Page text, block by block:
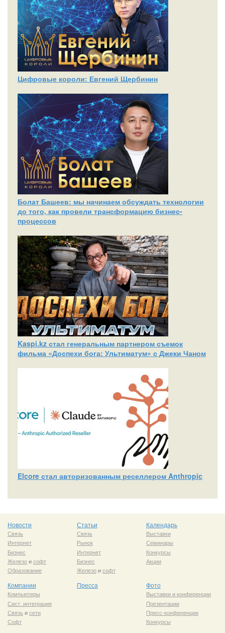
Цифровые короли: Евгений Щербинин
Болат Башеев: мы начинаем обсуждать технологии
до того, как провели трансформацию бизнес-
процессов
Kaspi.kz стал генеральным партнером съемок
фильма «Доспехи бога: Ультиматум» с Джеки Чаном
Elcore стал авторизованным реселлером Anthropic
Новости
Связь
Интернет
Бизнес
Железоисофт
Образование
Статьи
Связь
Рынок
Интернет
Бизнес
Железоисофт
Календарь
Выставки
Семинары
Конкурсы
Акции
Компании
Компьютеры
Сист. интеграция
Связь исети
Софт
Пресса Фото
Выставки и конференции
Презентации
Пресс-конференции
Конкурсы